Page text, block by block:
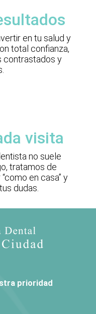
en tu salud y
total confianza,
contrastados y
visita
no suele
tratamos de
en casa” y
dudas.
prioridad